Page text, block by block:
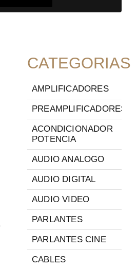
CATEGORIAS
AMPLIFICADORES
PREAMPLIFICADORES
ACONDICIONADOR
POTENCIA
AUDIO ANALOGO
AUDIO DIGITAL
AUDIO VIDEO
PARLANTES
PARLANTES CINE
CABLES